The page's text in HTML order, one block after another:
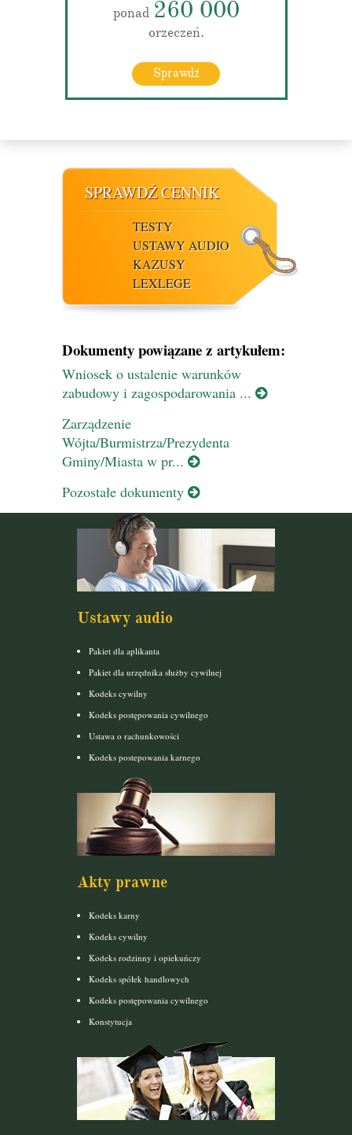
ponad 260 000
orzeczeń.
Sprawdź
SPRAWDŹ CENNIK
TESTY
USTAWY AUDIO
KAZUSY
LEXLEGE
Dokumenty powiązane z artykułem:
Wniosek o ustalenie warunków
zabudowy i zagospodarowania ...
Zarządzenie
Wójta/Burmistrza/Prezydenta
Gminy/Miasta w pr...
Pozostałe dokumenty
Ustawy audio
Pakiet dla aplikanta
Pakiet dla urzędnika służby cywilnej
Kodeks cywilny
Kodeks postępowania cywilnego
Ustawa o rachunkowości
Kodeks postepowania karnego
Akty prawne
Kodeks karny
Kodeks cywilny
Kodeks rodzinny i opiekuńczy
Kodeks spółek handlowych
Kodeks postępowania cywilnego
Konstytucja